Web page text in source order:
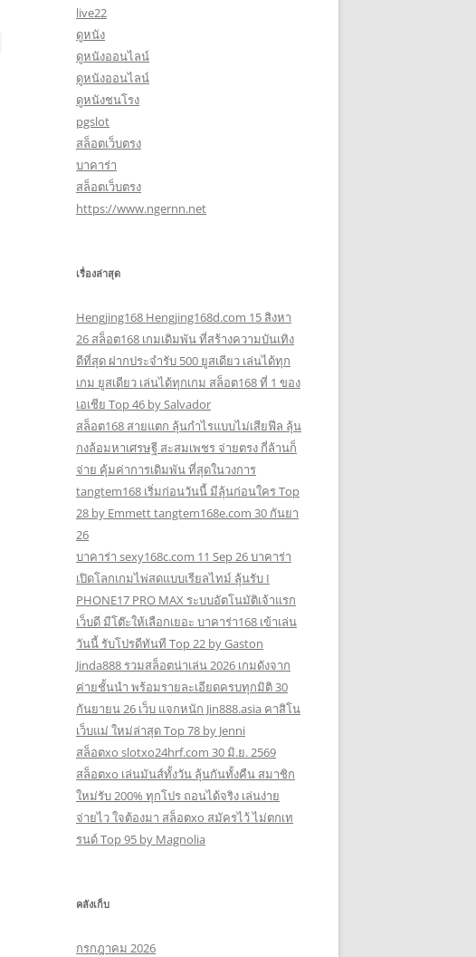
live22
ดูหนัง
ดูหนังออนไลน์
ดูหนังออนไลน์
ดูหนังชนโรง
pgslot
สล็อตเว็บตรง
บาคาร่า
สล็อตเว็บตรง
https://www.ngernn.net
เรื่องล่าสุด
Hengjing168 Hengjing168d.com 15 สิงหา
26 สล็อต168 เกมเดิมพัน ที่สร้างความบันเทิง
ดีที่สุด ฝากประจำรับ 500 ยูสเดียว เล่นได้ทุก
เกม ยูสเดียว เล่นได้ทุกเกม สล็อต168 ที่ 1 ของ
เอเชีย Top 46 by Salvador
สล็อต168 สายแตก ลุ้นกำไรแบบไม่เสียฟีล ลุ้น
กงล้อมหาเศรษฐี สะสมเพชร จ่ายตรง กี่ล้านก็
จ่าย คุ้มค่าการเดิมพัน ที่สุดในวงการ
tangtem168 เริ่มก่อนวันนี้ มีลุ้นก่อนใคร Top
28 by Emmett tangtem168e.com 30 กันยา
26
บาคาร่า sexy168c.com 11 Sep 26 บาคาร่า
เปิดโลกเกมไพ่สดแบบเรียลไทม์ ลุ้นรับ I
PHONE17 PRO MAX ระบบอัตโนมัติเจ้าแรก
เว็บดี มีโต๊ะให้เลือกเยอะ บาคาร่า168 เข้าเล่น
วันนี้ รับโปรดีทันที Top 22 by Gaston
Jinda888 รวมสล็อตน่าเล่น 2026 เกมดังจาก
ค่ายชั้นนำ พร้อมรายละเอียดครบทุกมิติ 30
กันยายน 26 เว็บ แจกหนัก Jin888.asia คาสิโน
เว็บแม่ ใหม่ล่าสุด Top 78 by Jenni
สล็อตxo slotxo24hrf.com 30 มิ.ย. 2569
สล็อตxo เล่นมันส์ทั้งวัน ลุ้นกันทั้งคืน สมาชิก
ใหม่รับ 200% ทุกโปร ถอนได้จริง เล่นง่าย
จ่ายไว ใจต้องมา สล็อตxo สมัครไว้ ไม่ตกเท
รนด์ Top 95 by Magnolia
คลังเก็บ
กรกฎาคม 2026